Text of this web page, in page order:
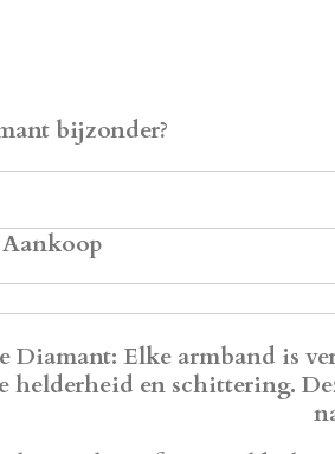
bijzonder?
Diamant: Elke armband is
helderheid en schittering.